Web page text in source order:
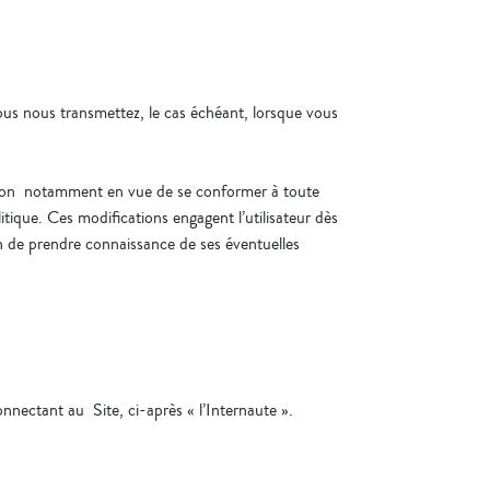
nous transmettez, le cas échéant, lorsque vous
notamment en vue de se conformer à toute
Ces modifications engagent l’utilisateur dès
prendre connaissance de ses éventuelles
au Site, ci-après « l’Internaute ».